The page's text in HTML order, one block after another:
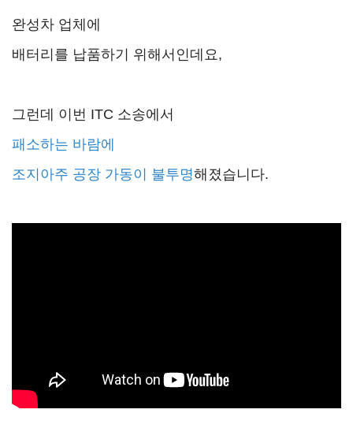
완성차 업체에
배터리를 납품하기 위해서인데요,
그런데 이번 ITC 소송에서
패소하는 바람에
조지아주 공장 가동이 불투명해졌습니다.